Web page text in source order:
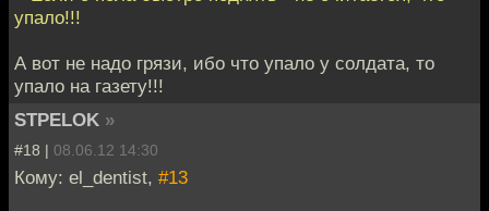
упало!!!
А вот не надо грязи, ибо что упало у солдата, то
упало на газету!!!
STPELOK »
#18 | 08.06.12 14:30
Кому: el_dentist, #13